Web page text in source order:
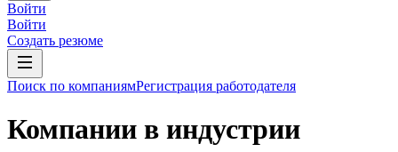
Войти
Войти
Создать резюме
Поиск по компаниямРегистрация работодателя
Компании в индустрии